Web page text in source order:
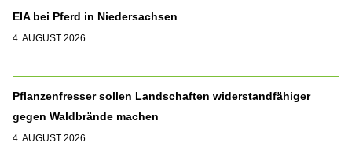
EIA bei Pferd in Niedersachsen
4. AUGUST 2026
Pflanzenfresser sollen Landschaften widerstandfähiger
gegen Waldbrände machen
4. AUGUST 2026